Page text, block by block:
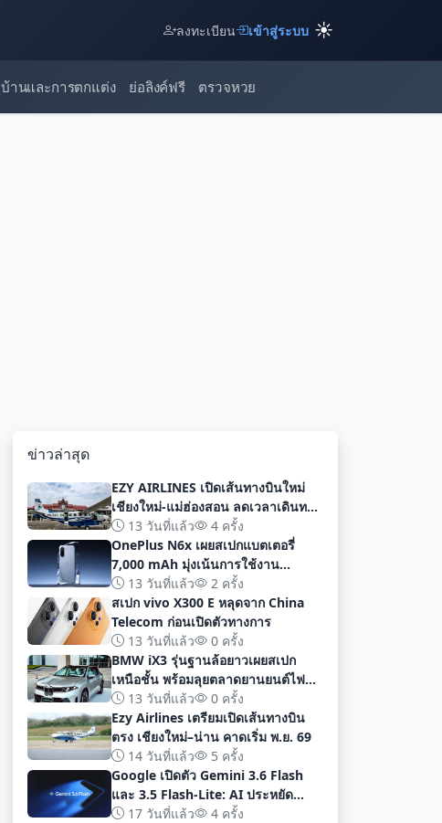
ลงทะเบียน เข้าสู่ระบบ ☀️
บ้านและการตกแต่ง ย่อลิงค์ฟรี ตรวจหวย
ข่าวล่าสุด
EZY AIRLINES เปิดเส้นทางบินใหม่
เชียงใหม่-แม่ฮ่องสอน ลดเวลาเดินทาง
เหลือเพียง 40 นาที
13 วันที่แล้ว
4 ครั้ง
OnePlus N6x เผยสเปกแบตเตอรี่
7,000 mAh มุ่งเน้นการใช้งาน
ยาวนานก่อนเปิดตัวอย่างเป็นทางการ
13 วันที่แล้ว
2 ครั้ง
สเปก vivo X300 E หลุดจาก China
Telecom ก่อนเปิดตัวทางการ
13 วันที่แล้ว
0 ครั้ง
BMW iX3 รุ่นฐานล้อยาวเผยสเปก
เหนือชั้น พร้อมลุยตลาดยานยนต์ไฟฟ้า
จีนด้วยระยะทาง 919 กม
13 วันที่แล้ว
0 ครั้ง
Ezy Airlines เตรียมเปิดเส้นทางบิน
ตรง เชียงใหม่–น่าน คาดเริ่ม พ.ย. 69
14 วันที่แล้ว
5 ครั้ง
Google เปิดตัว Gemini 3.6 Flash
และ 3.5 Flash-Lite: AI ประหยัด
ต้นทุน ประสิทธิภาพสูง สำหรับนัก
17 วันที่แล้ว 4 ครั้ง